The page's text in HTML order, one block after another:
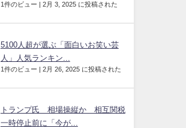
1件のビュー 2月 3, 2025 に投稿された
5100人超が選ぶ「面白いお笑い芸
人」人気ランキン...
1件のビュー 2月 26, 2025 に投稿された
トランプ氏 相場操縦か 相互関税
一時停止前に「今が...